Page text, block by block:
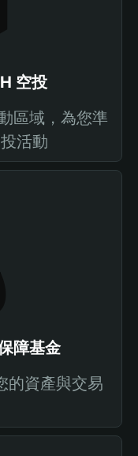
空投
區域，為您準
活動
障基金
的資產與交易